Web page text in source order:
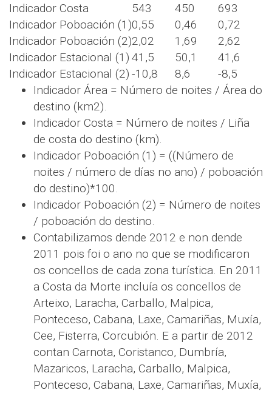
Indicador Costa
543 450
693
Indicador Poboación (1)0,55 0,46
0,72
Indicador Poboación (2)2,02 1,69
2,62
Indicador Estacional (1) 41,5 50,1
41,6
Indicador Estacional (2) -10,8 8,6
-8,5
Indicador Área = Número de noites / Área do
destino (km2).
Indicador Costa = Número de noites / Liña
de costa do destino (km).
Indicador Poboación (1) = ((Número de
noites / número de días no ano) / poboación
do destino)*100.
Indicador Poboación (2) = Número de noites
/ poboación do destino.
Contabilizamos dende 2012 e non dende
2011 pois foi o ano no que se modificaron
os concellos de cada zona turística. En 2011
a Costa da Morte incluía os concellos de
Arteixo, Laracha, Carballo, Malpica,
Ponteceso, Cabana, Laxe, Camariñas, Muxía,
Cee, Fisterra, Corcubión. E a partir de 2012
contan Carnota, Coristanco, Dumbría,
Mazaricos, Laracha, Carballo, Malpica,
Ponteceso, Cabana, Laxe, Camariñas, Muxía,